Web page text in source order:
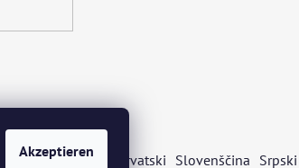
Akzeptieren
Български Hrvatski Slovenščina Srpski